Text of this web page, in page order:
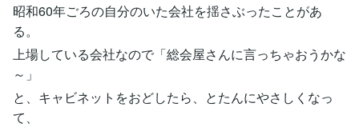
昭和60年ごろの自分のいた会社を揺さぶったことがあ
る。
上場している会社なので「総会屋さんに言っちゃおうかな
～」
と、キャビネットをおどしたら、とたんにやさしくなっ
て、